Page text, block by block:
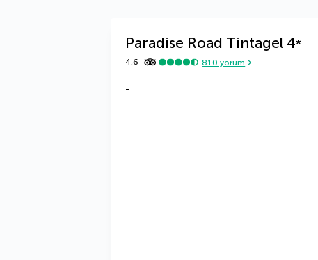
Paradise Road Tintagel 4*
4,6 810 yorum
-